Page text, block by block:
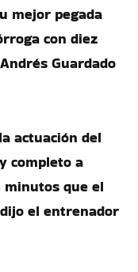
mejor pegada
con diez
Guardado
actuación del
completo a
minutos que el
el entrenador